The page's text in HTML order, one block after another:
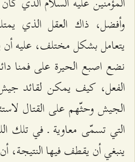
وأفضل، ذاك العقل الذي
يتعامل بشكل مختلف، عليه أن
نضع اصبع الحيرة على فمنا
الفعل، كيف يمكن لقائد جيش
الجيش وحثّهم على القتال
التي تسمّى معاوية ـ في تلك
ينبغي أن يقطف فيها النتيجة،